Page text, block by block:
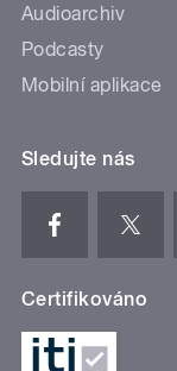
Audioarchiv
Podcasty
Mobilní aplikace
Sledujte nás
Certifikováno